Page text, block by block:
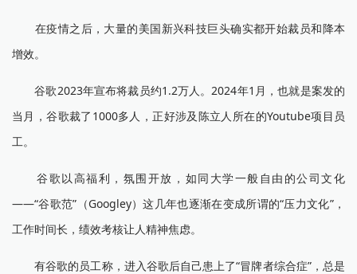
在疫情之后，大量的美国新兴科技巨头确实都开始裁员和降本
增效。
谷歌2023年宣布将裁员约1.2万人。2024年1月，也就是案发的
当月，谷歌裁了1000多人，正好涉及陈立人所在的Youtube项目员
工。
谷歌以高福利，氛围开放，如同大学一般自由的公司文化
——“谷歌范”（Googley）这几年也逐渐在变成所谓的“压力文化”，
工作时间长，绩效考核让人精神焦虑。
有谷歌的员工称，进入谷歌后自己患上了“冒牌者综合症”，总是